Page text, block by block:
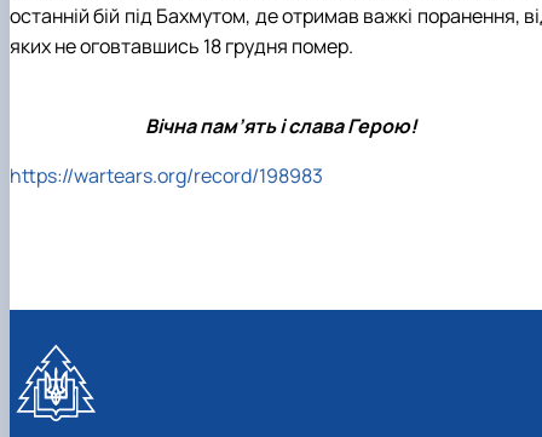
ТЕРЕЩЕНКО Ростислав Віталійович
- 28.12.2023 р.), студент 2 курсу з…
ТУШАКОВСЬКИЙ Борис Олександрович
ШЕВЧЕНКО Володимир В’ячеславович
(30.06.1965 - 03.2022 р.), випускник 1992 року.
ШИНКАРЬОВ Олексій Сергійович
- 25.08.2023 р.), випускник 2016 року.
останній бій під Бахмутом, де отримав важкі поранення,
яких не оговтавшись 18 грудня помер.
Вічна пам’ять і слава Герою!
https://wartears.org/record/198983